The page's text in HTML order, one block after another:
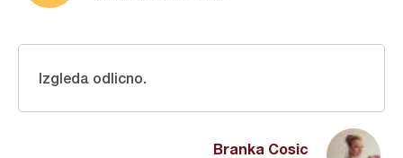
Branka Cosic
Izgleda odlicno.